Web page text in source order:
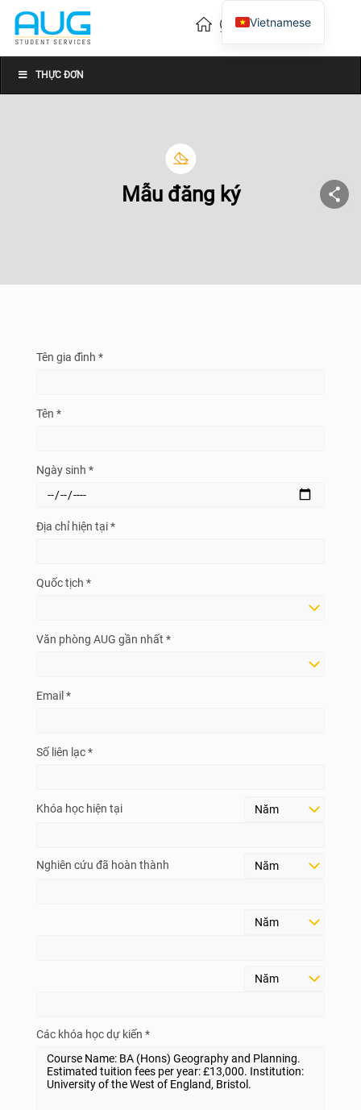
THỰC ĐƠN
Mẫu đăng ký
Tên gia đình *
Tên *
Ngày sinh *
Địa chỉ hiện tại *
Quốc tịch *
Văn phòng AUG gần nhất *
Email *
Số liên lạc *
Khóa học hiện tại
Nghiên cứu đã hoàn thành
Các khóa học dự kiến *
Vietnamese